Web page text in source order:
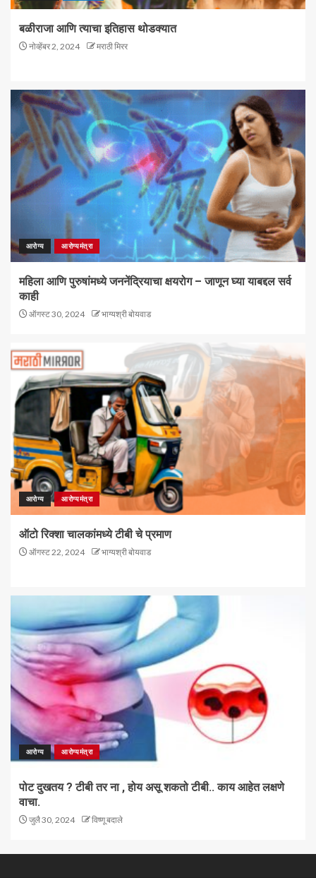
बळीराजा आणि त्याचा इतिहास थोडक्यात
नोव्हेंबर 2, 2024 मराठी मिरर
आरोग्य आरोग्यमंत्रा
महिला आणि पुरुषांमध्ये जननेंद्रियाचा क्षयरोग – जाणून घ्या याबद्दल सर्व
काही
ऑगस्ट 30, 2024 भाग्यश्री बोयवाड
आरोग्य आरोग्यमंत्रा
ऑटो रिक्शा चालकांमध्ये टीबी चे प्रमाण
ऑगस्ट 22, 2024 भाग्यश्री बोयवाड
आरोग्य आरोग्यमंत्रा
पोट दुखतय ? टीबी तर ना , होय असू शकतो टीबी.. काय आहेत लक्षणे
वाचा.
जुलै 30, 2024 विष्णू बदाले